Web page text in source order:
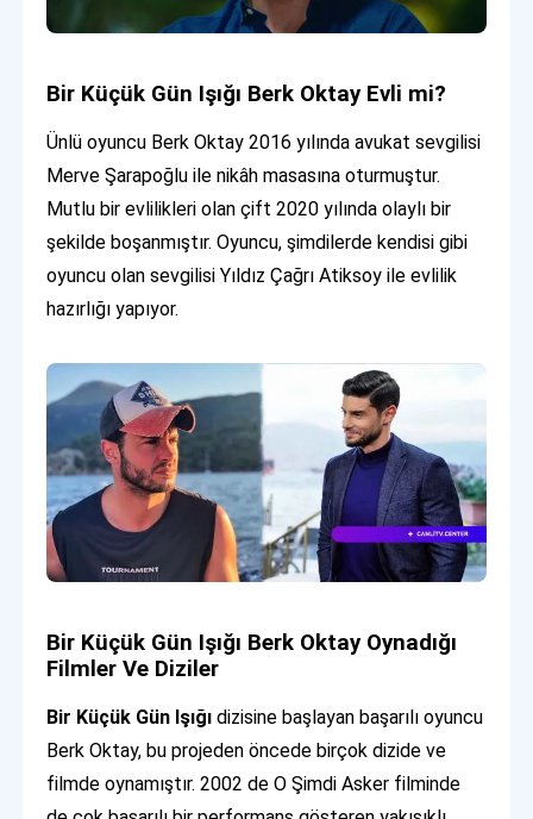
Bir Küçük Gün Işığı Berk Oktay Evli mi?
Ünlü oyuncu Berk Oktay 2016 yılında avukat sevgilisi
Merve Şarapoğlu ile nikâh masasına oturmuştur.
Mutlu bir evlilikleri olan çift 2020 yılında olaylı bir
şekilde boşanmıştır. Oyuncu, şimdilerde kendisi gibi
oyuncu olan sevgilisi Yıldız Çağrı Atiksoy ile evlilik
hazırlığı yapıyor.
Bir Küçük Gün Işığı Berk Oktay Oynadığı
Filmler Ve Diziler
Bir Küçük Gün Işığıdizisine başlayan başarılı oyuncu
Berk Oktay, bu projeden öncede birçok dizide ve
filmde oynamıştır. 2002 de O Şimdi Asker filminde